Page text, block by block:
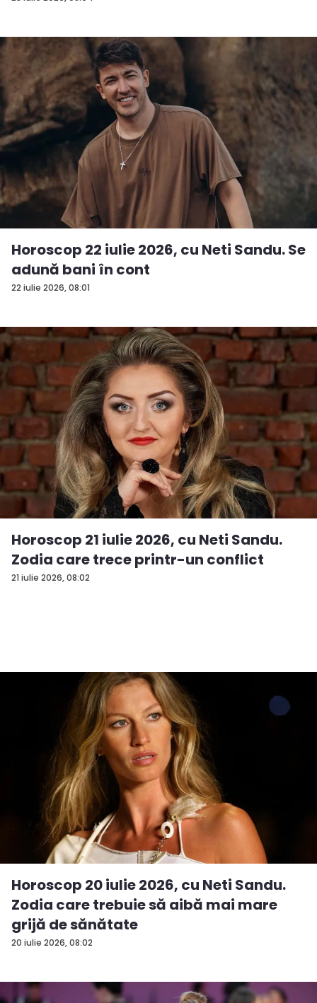
22 iulie 2026, 08:01
Horoscop 22 iulie 2026, cu Neti Sandu. Se
adună bani în cont
21 iulie 2026, 08:02
Horoscop 21 iulie 2026, cu Neti Sandu.
Zodia care trece printr-un conflict
20 iulie 2026, 08:02
Horoscop 20 iulie 2026, cu Neti Sandu.
Zodia care trebuie să aibă mai mare
grijă de sănătate